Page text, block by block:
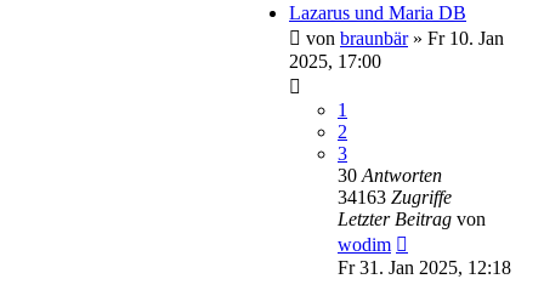
Lazarus und Maria DB
von braunbär» Fr 10. Jan
2025, 17:00
1
2
3
30 Antworten
34163 Zugriffe
Letzter Beitrag von
wodim
Fr 31. Jan 2025, 12:18